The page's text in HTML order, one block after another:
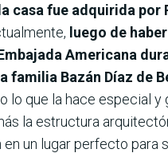
casa fue adquirida por
luego de
Americana
familia Bazán Díaz de
lo que la hace especial y
la estructura
un lugar perfecto para